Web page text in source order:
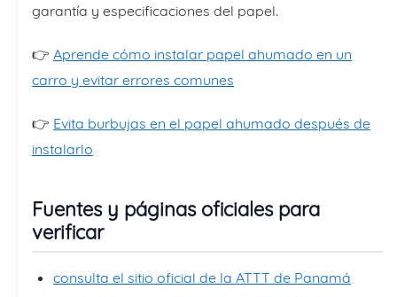
garantía y especificaciones del papel.
👉 Aprende cómo instalar papel ahumado en un
carro y evitar errores comunes
👉 Evita burbujas en el papel ahumado después de
instalarlo
Fuentes y páginas oficiales para
verificar
consulta el sitio oficial de la ATTT de Panamá